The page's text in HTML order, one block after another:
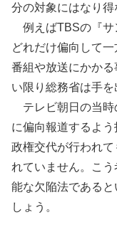
分の対象にはなり得
例えばTBSの『サ
どれだけ偏向して
番組や放送にかか
い限り総務省は手を
テレビ朝日の当時
に偏向報道するよ
政権交代が行われ
れていません。こ
能な欠陥法である
しょう。